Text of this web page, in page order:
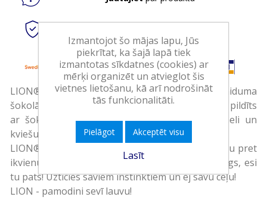
LION® BlackWhite - jauns ierobežota izlaiduma
šokolādes batoniņš. Tas ir vafeļu batoniņš, kas pildīts
ar šokolādes kēksiņa garšas pildījumu, karameli un
kviešu pārslām un pārklāts ar balto glazūru.
LION® BlackWhite svin drosmi, atšķirību un cieņu pret
ikvienu, kurš turas pie sava lēmuma. Esi drosmīgs, esi
tu pats! Uzticies saviem instinktiem un ej savu ceļu!
LION - pamodini sevī lauvu!
Izmantojot šo mājas lapu, Jūs
piekrītat, ka šajā lapā tiek
izmantotas sīkdatnes (cookies) ar
mērķi organizēt un atvieglot šis
vietnes lietošanu, kā arī nodrošināt
tās funkcionalitāti.
Pielāgot Akceptēt visu
Lasīt